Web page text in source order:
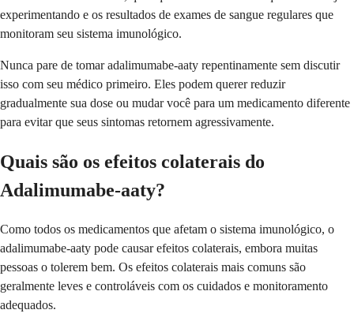
experimentando e os resultados de exames de sangue regulares que
monitoram seu sistema imunológico.
Nunca pare de tomar adalimumabe-aaty repentinamente sem discutir
isso com seu médico primeiro. Eles podem querer reduzir
gradualmente sua dose ou mudar você para um medicamento diferente
para evitar que seus sintomas retornem agressivamente.
Quais são os efeitos colaterais do
Adalimumabe-aaty?
Como todos os medicamentos que afetam o sistema imunológico, o
adalimumabe-aaty pode causar efeitos colaterais, embora muitas
pessoas o tolerem bem. Os efeitos colaterais mais comuns são
geralmente leves e controláveis com os cuidados e monitoramento
adequados.